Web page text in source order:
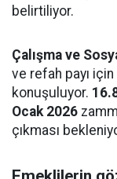
belirtiliyor.
Çalışma ve
ve refah payı
konuşuluyor.
Ocak 2026
çıkması